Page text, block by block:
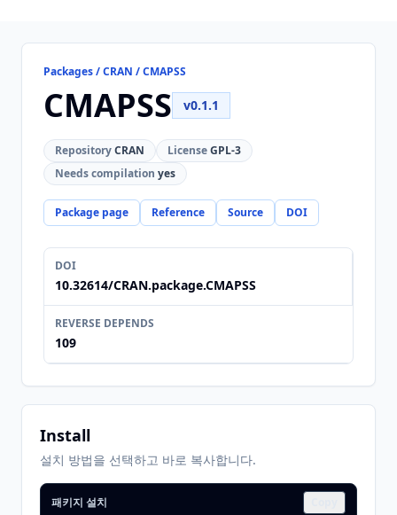
Packages / CRAN / CMAPSS
CMAPSS v0.1.1
RepositoryCRAN LicenseGPL-3
Needs compilation yes
Package page Reference Source DOI
DOI
10.32614/CRAN.package.CMAPSS
REVERSE DEPENDS
109
Install
설치 방법을 선택하고 바로 복사합니다.
패키지 설치